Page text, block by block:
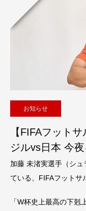
お知らせ
【FIFAフット
ジルvs日本 今夜
加藤 未渚実選手（シ
ている、FIFAフットサ
「W杯史上最高の下